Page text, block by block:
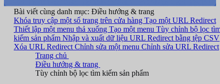
Bài viết cùng danh mục: Điều hướng & trang
Khóa truy cập một số trang trên cửa hàng Tạo một URL Redirect
Thiết lập một menu thả xuống Tạo một menu Tùy chỉnh bộ lọc
kiếm sản phẩm Nhập và xuất dữ liệu URL Redirect bằng tệp CSV
Xóa URL Redirect Chỉnh sửa một menu Chỉnh sửa URL Redirect
Trang chủ
Điều hướng & trang
Tùy chỉnh bộ lọc tìm kiếm sản phẩm